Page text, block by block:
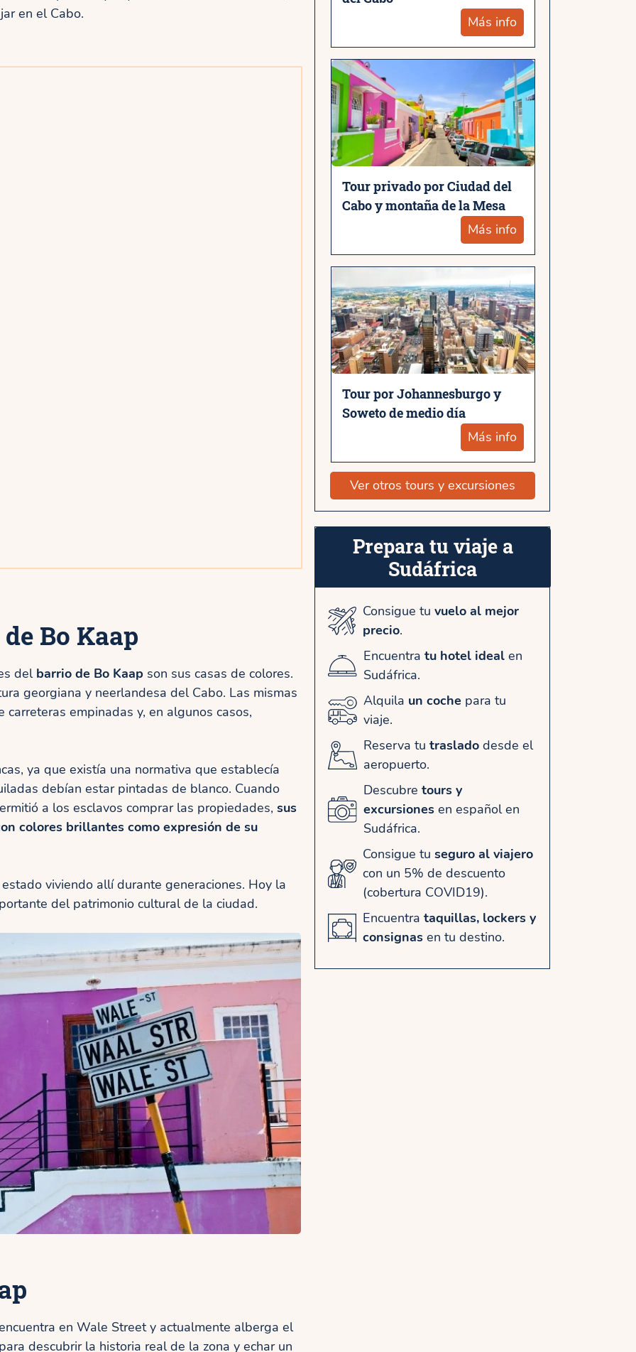
en el Cabo.
Bo Kaap
del barrio de Bo Kaap son sus casas de colores.
georgiana y neerlandesa del Cabo. Las mismas
empinadas y, en algunos casos,
ya que existía una normativa que establecía
debían estar pintadas de blanco. Cuando
a los esclavos comprar las propiedades, sus
colores brillantes como expresión de su
viviendo allí durante generaciones. Hoy la
del patrimonio cultural de la ciudad.
en Wale Street y actualmente alberga el
descubrir la historia real de la zona y echar un
Más info
Tour privado por Ciudad del
Cabo y montaña de la Mesa
Más info
Tour por Johannesburgo y
Soweto de medio día
Más info
Ver otros tours y excursiones
Prepara tu viaje a
Sudáfrica
Consigue tu vuelo al mejor
precio.
Encuentratu hotel ideal en
Sudáfrica.
Alquila un coche para tu
viaje.
Reserva tu trasladodesde el
aeropuerto.
Descubretours y
excursiones en español en
Sudáfrica.
Consigue tu seguro al viajero
con un 5% de descuento
(cobertura COVID19).
Encuentra taquillas, lockers y
consignas en tu destino.